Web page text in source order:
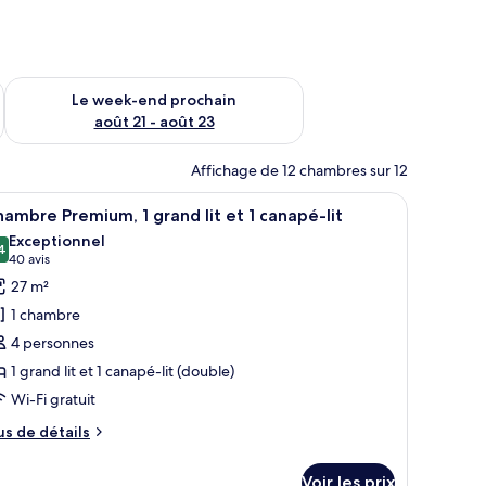
août 14 - août 16
Le week-end prochain
août 21 - août 23
Vérifier la disponibilité pour le week-end prochain août 21 -
Affichage de 12 chambres sur 12
à repasser
:
Une chambre d’hôtel avec un lit, un
4 Premium, 1 grand lit et 1 canapé-lit
sur 10
Exceptionnel
40 avis
(40 avis)
27 m²
1 chambre
4 personnes
1 grand lit et 1 canapé-lit (double)
Wi-Fi gratuit
de détails